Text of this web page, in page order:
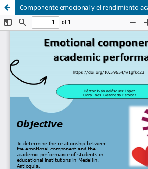
Componente emocional y el rendimiento